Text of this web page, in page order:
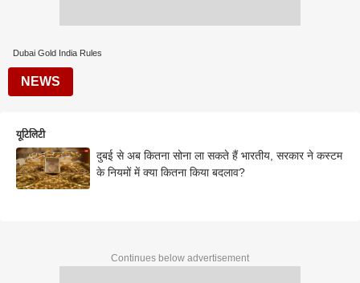
Dubai Gold India Rules
NEWS
यूटिलिटी
दुबई से अब कितना सोना ला सकते हैं भारतीय, सरकार ने कस्टम
के नियमों में क्या कितना किया बदलाव?
Continues below advertisement